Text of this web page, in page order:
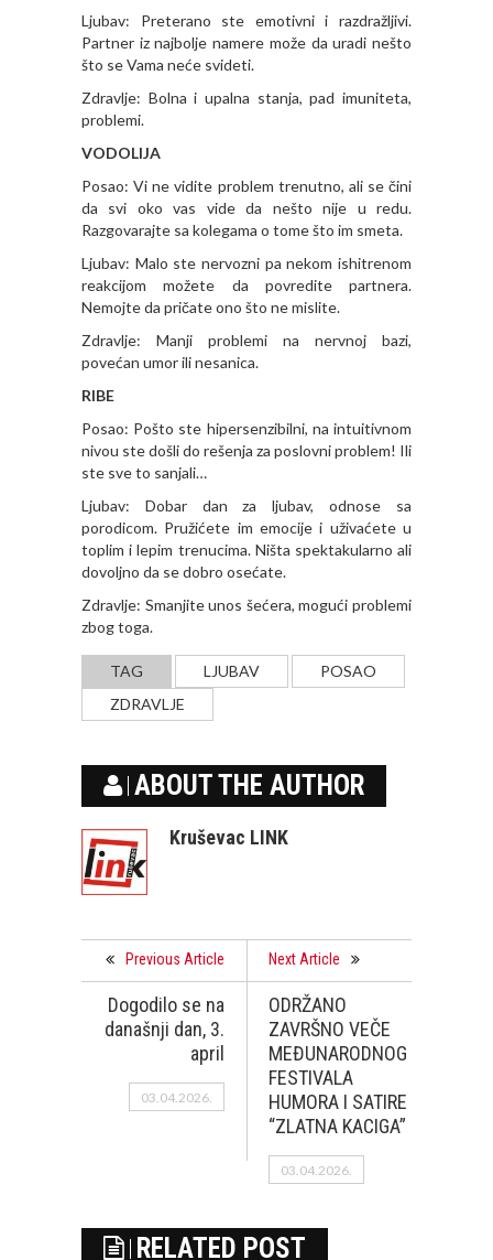
Ljubav: Preterano ste emotivni i razdražljivi.
Partner iz najbolje namere može da uradi nešto
što se Vama neće svideti.
Zdravlje: Bolna i upalna stanja, pad imuniteta,
problemi.
VODOLIJA
Posao: Vi ne vidite problem trenutno, ali se čini
da svi oko vas vide da nešto nije u redu.
Razgovarajte sa kolegama o tome što im smeta.
Ljubav: Malo ste nervozni pa nekom ishitrenom
reakcijom možete da povredite partnera.
Nemojte da pričate ono što ne mislite.
Zdravlje: Manji problemi na nervnoj bazi,
povećan umor ili nesanica.
RIBE
Posao: Pošto ste hipersenzibilni, na intuitivnom
nivou ste došli do rešenja za poslovni problem! Ili
ste sve to sanjali…
Ljubav: Dobar dan za ljubav, odnose sa
porodicom. Pružićete im emocije i uživaćete u
toplim i lepim trenucima. Ništa spektakularno ali
dovoljno da se dobro osećate.
Zdravlje: Smanjite unos šećera, mogući problemi
zbog toga.
TAG LJUBAV
POSAO
ZDRAVLJE
ABOUT THE AUTHOR
Kruševac LINK
Previous Article
Dogodilo se na
današnji dan, 3.
april
03.04.2026.
Next Article
ODRŽANO
ZAVRŠNO VEČE
MEĐUNARODNOG
FESTIVALA
HUMORA I SATIRE
“ZLATNA KACIGA”
03.04.2026.
RELATED POST